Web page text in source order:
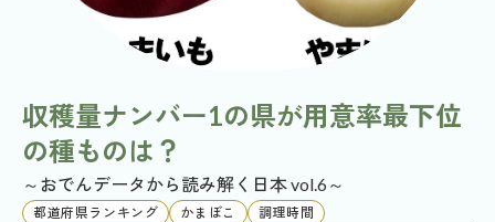
収穫量ナンバー1の県が用意率最下位
の種ものは？
～おでんデータから読み解く日本 vol.6～
都道府県ランキング かまぼこ 調理時間